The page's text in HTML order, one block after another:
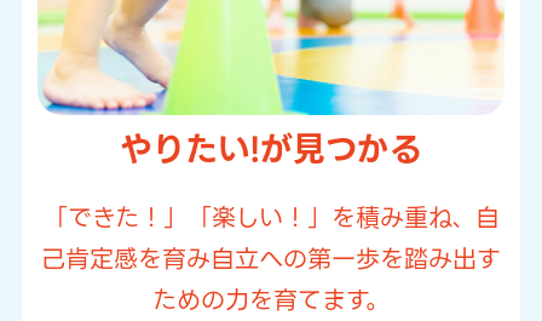
やりたい!が見つかる
「できた！」「楽しい！」を積み重ね、自
己肯定感を育み自立への第一歩を踏み出す
ための力を育てます。